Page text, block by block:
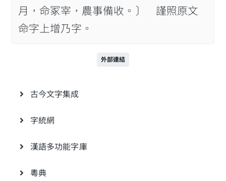
月，命冢宰，農事備收。〕 謹照原文
命字上增乃字。
外部連結
古今文字集成
字統網
漢語多功能字庫
粵典